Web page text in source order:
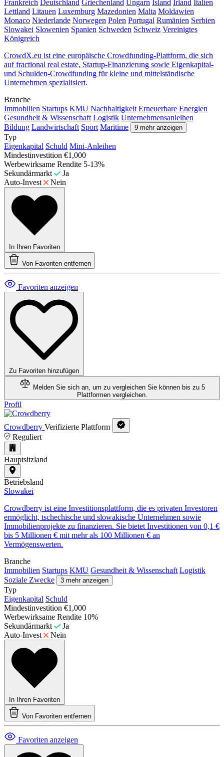
Frankreich Deutschland Griechenland Ungarn Island Irland
Italien
Lettland Litauen Luxemburg Mazedonien Malta Moldawien
Monaco Niederlande Norwegen Polen Portugal Rumänien Serbien
Slowakei Slowenien Spanien Schweden Schweiz Vereinigtes
Königreich
CrowdX.eu ist eine europäische Crowdfunding-Plattform, die sich
auf fractional real estate, Startup-Finanzierung sowie Eigenkapital-
und Schulden-Crowdfunding für kleine und mittelständische
Unternehmen spezialisiert.
Branche
Immobilien Startups KMU Nachhaltigkeit Erneuerbare Energien
Gesundheit & Wissenschaft Logistik Unternehmensanleihen
Bildung Landwirtschaft Sport Maritime 9 mehr anzeigen
Typ
Eigenkapital Schuld Mini-Anleihen
Mindestinvestition €1,000
Werbewirksame Rendite 5-13%
Sekundärmarkt
Ja
Auto-Invest
Nein
In Ihren Favoriten
Von Favoriten entfernen
Favoriten anzeigen
Zu Favoriten hinzufügen
Melden Sie sich an, um zu vergleichen Sie können bis zu 5
Plattformen vergleichen.
Profil
Crowdberry Verifizierte Plattform
Reguliert
Hauptsitzland
Betriebsland
Slowakei
Crowdberry ist eine Investitionsplattform, die es privaten Investoren
ermöglicht, tschechische und slowakische Unternehmen sowie
Immobilienprojekte zu finanzieren. Sie bietet Investitionen von 0,1 €
bis 5 Millionen € mit mehr als 100 Millionen € an
Vermögenswerten.
Branche
Immobilien Startups KMU Gesundheit & Wissenschaft Logistik
Soziale Zwecke
3 mehr anzeigen
Typ
Eigenkapital Schuld
Mindestinvestition €1,000
Werbewirksame Rendite 10%
Sekundärmarkt
Ja
Auto-Invest
Nein
In Ihren Favoriten
Von Favoriten entfernen
Favoriten anzeigen